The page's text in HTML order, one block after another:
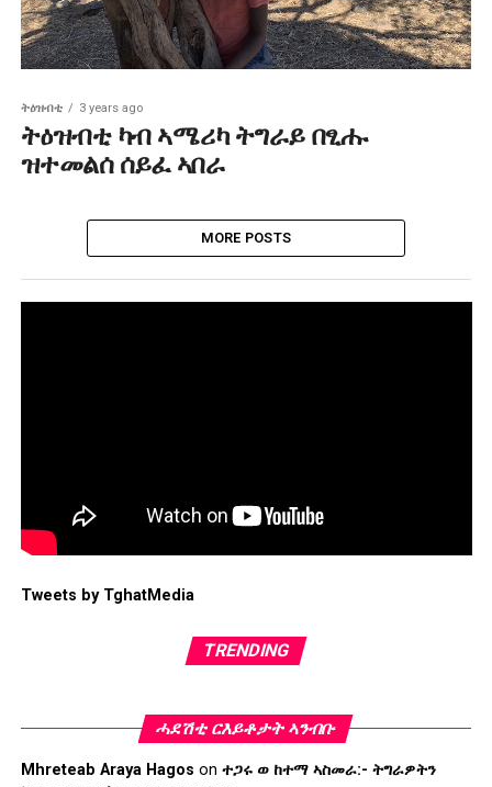
ትዕዝብቲ 3 years ago
ትዕዝብቲ ካብ ኣሜሪካ ትግራይ በፂሑ
ዝተመልሰ ሰይፈ ኣበራ
MORE POSTS
Tweets by TghatMedia
TRENDING
ሓደሽቲ ርእይቶታት ኣንብቡ
Mhreteab Araya Hagos on ተጋሩ ወ ከተማ ኣስመራ:- ትግራዎትን